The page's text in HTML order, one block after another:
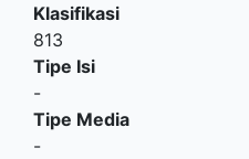
Klasifikasi
813
Tipe Isi
-
Tipe Media
-